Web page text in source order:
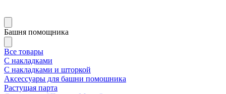
Башня помощника
Все товары
С накладками
С накладками и шторкой
Аксессуары для башни помошника
Растущая парта